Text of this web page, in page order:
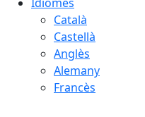
Català
Castellà
Anglès
Alemany
Francès